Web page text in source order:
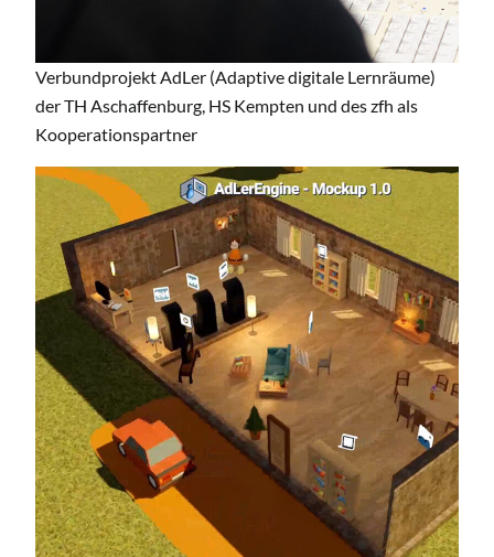
Verbundprojekt AdLer (Adaptive digitale Lernräume)
der TH Aschaffenburg, HS Kempten und des zfh als
Kooperationspartner